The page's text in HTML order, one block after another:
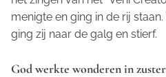
menigte en ging in de rij
ging zij naar de galg en stierf.
God werkte wonderen in